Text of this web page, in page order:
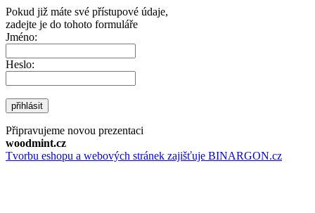
Pokud již máte své přístupové údaje,
zadejte je do tohoto formuláře
Jméno:
Heslo:
přihlásit
Připravujeme novou prezentaci
woodmint.cz
Tvorbu eshopu a webových stránek zajišťuje BINARGON.cz